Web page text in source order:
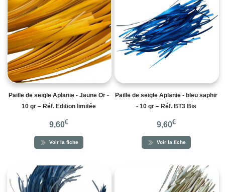
Paille de seigle Aplanie - Jaune Or -
10 gr – Réf. Edition limitée
9,60€
Voir la fiche
Paille de seigle Aplanie - bleu saphir
- 10 gr – Réf. BT3 Bis
9,60€
Voir la fiche